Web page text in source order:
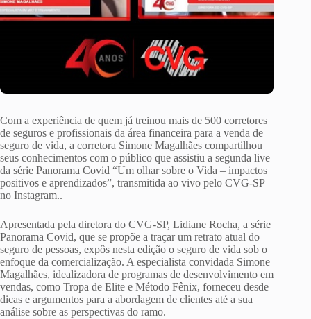
Com a experiência de quem já treinou mais de 500 corretores
de seguros e profissionais da área financeira para a venda de
seguro de vida, a corretora Simone Magalhães compartilhou
seus conhecimentos com o público que assistiu a segunda live
da série Panorama Covid “Um olhar sobre o Vida – impactos
positivos e aprendizados”, transmitida ao vivo pelo CVG-SP
no Instagram..
Apresentada pela diretora do CVG-SP, Lidiane Rocha, a série
Panorama Covid, que se propõe a traçar um retrato atual do
seguro de pessoas, expôs nesta edição o seguro de vida sob o
enfoque da comercialização. A especialista convidada Simone
Magalhães, idealizadora de programas de desenvolvimento em
vendas, como Tropa de Elite e Método Fênix, forneceu desde
dicas e argumentos para a abordagem de clientes até a sua
análise sobre as perspectivas do ramo.